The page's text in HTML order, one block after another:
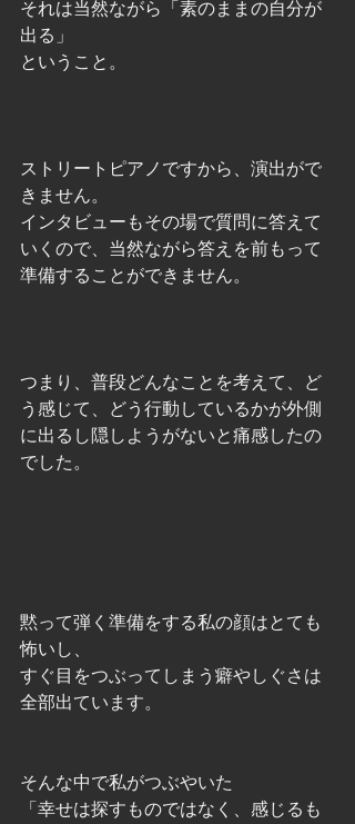
それは当然ながら「素のままの自分が
出る」
ということ。
ストリートピアノですから、演出がで
きません。
インタビューもその場で質問に答えて
いくので、当然ながら答えを前もって
準備することができません。
つまり、普段どんなことを考えて、ど
う感じて、どう行動しているかが外側
に出るし隠しようがないと痛感したの
でした。
黙って弾く準備をする私の顔はとても
怖いし、
すぐ目をつぶってしまう癖やしぐさは
全部出ています。
そんな中で私がつぶやいた
「幸せは探すものではなく、感じるも